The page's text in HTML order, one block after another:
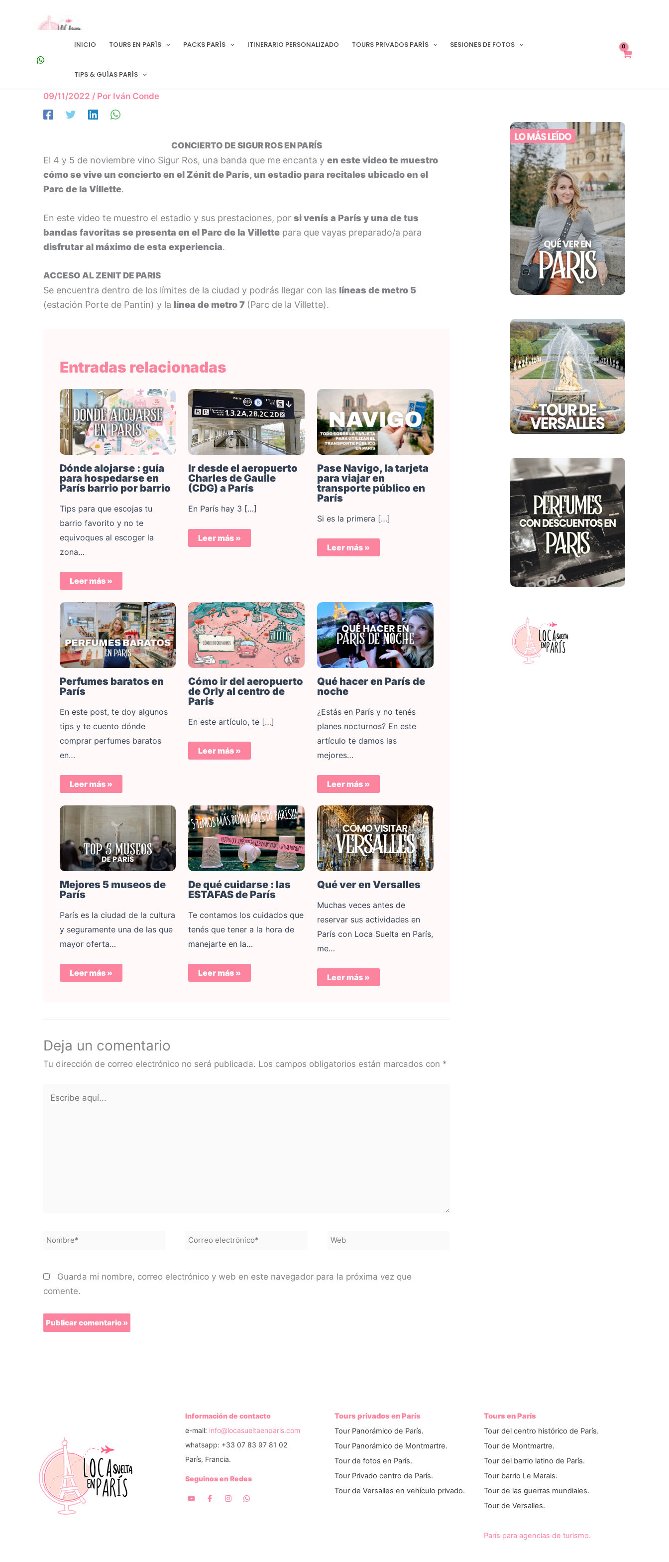
INICIO TOURS EN PARÍS PACKS PARÍS ITINERARIO PERSONALIZADO TOURS PRIVADOS PARÍS SESIONES DE FOTOS
TIPS & GUÍAS PARÍS
09/11/2022 / Por Iván Conde
CONCIERTO DE SIGUR ROS EN PARÍS
El 4 y 5 de noviembre vino Sigur Ros, una banda que me encanta y en este video te muestro
cómo se vive un concierto en el Zénit de París, un estadio para recitales ubicado en el
Parc de la Villette.
En este video te muestro el estadio y sus prestaciones, por si venís a París y una de tus
bandas favoritas se presenta en el Parc de la Villette para que vayas preparado/a para
disfrutar al máximo de esta experiencia.
ACCESO AL ZENIT DE PARIS
Se encuentra dentro de los límites de la ciudad y podrás llegar con las líneas de metro 5
(estación Porte de Pantin) y la línea de metro 7 (Parc de la Villette).
Entradas relacionadas
Dónde alojarse : guía
para hospedarse en
París barrio por barrio
Tips para que escojas tu
barrio favorito y no te
equivoques al escoger la
zona…
Leer más »
Ir desde el aeropuerto
Charles de Gaulle
(CDG) a París
En París hay 3 […]
Leer más »
Pase Navigo, la tarjeta
para viajar en
transporte público en
París
Si es la primera […]
Leer más »
Perfumes baratos en
París
En este post, te doy algunos
tips y te cuento dónde
comprar perfumes baratos
en…
Leer más »
Cómo ir del aeropuerto
de Orly al centro de
París
En este artículo, te […]
Leer más »
Qué hacer en París de
noche
¿Estás en París y no tenés
planes nocturnos? En este
artículo te damos las
mejores…
Leer más »
Mejores 5 museos de
París
París es la ciudad de la cultura
y seguramente una de las que
mayor oferta…
Leer más »
De qué cuidarse : las
ESTAFAS de París
Te contamos los cuidados que
tenés que tener a la hora de
manejarte en la…
Leer más »
Qué ver en Versalles
Muchas veces antes de
reservar sus actividades en
París con Loca Suelta en París,
me…
Leer más »
Deja un comentario
Tu dirección de correo electrónico no será publicada. Los campos obligatorios están marcados con *
Nombre*
Correo
Web
Guarda mi nombre, correo electrónico y web en este navegador para la próxima vez que
comente.
Información de contacto
e-mail: info@locasueltaenparis.com
whatsapp: +33 07 83 97 81 02
París, Francia.
Seguinos en Redes
Tours privados en París
Tour Panorámico de París.
Tour Panorámico de Montmartre.
Tour de fotos en París.
Tour Privado centro de París.
Tour de Versalles en vehículo privado.
Tours en París
Tour del centro histórico de París.
Tour de Montmartre.
Tour del barrio latino de París.
Tour barrio Le Marais.
Tour de las guerras mundiales.
Tour de Versalles.
París para agencias de turismo.